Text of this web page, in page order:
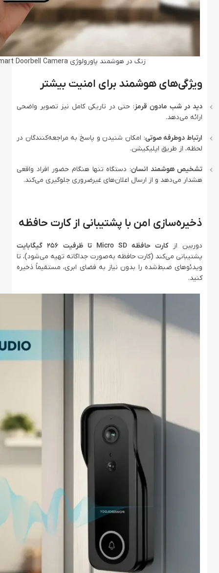
زنگ در هوشمند پاورولوژی Powerology Smart Doorbell Camera
ویژگی‌های هوشمند برای امنیت بیشتر
دید در شب مادون قرمز: حتی در تاریکی کامل نیز تصویر واضحی
ارائه می‌دهد.
ارتباط دوطرفه صوتی: امکان شنیدن و پاسخ به مراجعه‌کنندگان در
لحظه، از طریق اپلیکیشن.
تشخیص هوشمند انسان: دستگاه تنها هنگام حضور افراد واقعی
هشدار می‌دهد و از ارسال اعلان‌های غیرضروری جلوگیری می‌کند.
ذخیره‌سازی امن با پشتیبانی از کارت حافظه
دوربین ازکارت حافظه Micro SD تا ظرفیت ۲۵۶ گیگابایت
پشتیبانی می‌کند (کارت حافظه به‌صورت جداگانه تهیه می‌شود)، تا
ویدئوهای ضبط‌شده را بدون نیاز به فضای ابری، مستقیماً ذخیره
کنید.